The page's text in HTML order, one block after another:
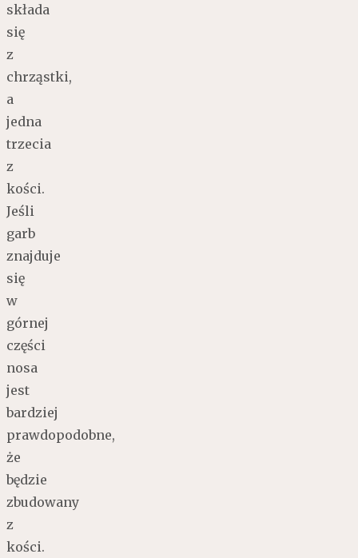
składa
się
z
chrząstki,
a
jedna
trzecia
z
kości.
Jeśli
garb
znajduje
się
w
górnej
części
nosa
jest
bardziej
prawdopodobne,
że
będzie
zbudowany
z
kości.